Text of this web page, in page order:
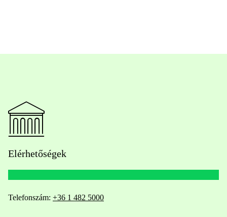
Elérhetőségek
Telefonszám: +36 1 482 5000